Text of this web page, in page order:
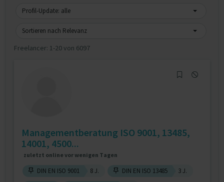
Profil-Update: alle
Sortieren nach Relevanz
Freelancer: 1-20 von 6097
Managementberatung ISO 9001, 13485,
14001, 4500...
zuletzt online vor wenigen Tagen
DIN EN ISO 9001 8 J. DIN EN ISO 13485
3 J.